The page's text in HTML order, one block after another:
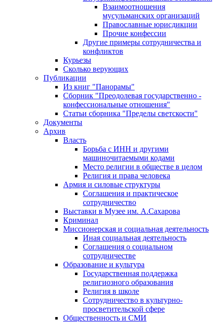
Взаимоотношения
мусульманских организаций
Православные юрисдикции
Прочие конфессии
Другие примеры сотрудничества и
конфликтов
Курьезы
Сколько верующих
Публикации
Из книг "Панорамы"
Сборник "Преодолевая государственно -
конфессиональные отношения"
Статьи сборника "Пределы светскости"
Документы
Архив
Власть
Борьба с ИНН и другими
машиночитаемыми кодами
Место религии в обществе в целом
Религия и права человека
Армия и силовые структуры
Соглашения и практическое
сотрудничество
Выставки в Музее им. А.Сахарова
Криминал
Миссионерская и социальная деятельность
Иная социальная деятельность
Соглашения о социальном
сотрудничестве
Образование и культура
Государственная поддержка
религиозного образования
Религия в школе
Сотрудничество в культурно-
просветительской сфере
Общественность и СМИ